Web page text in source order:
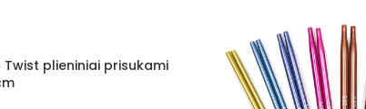
plieniniai prisukami